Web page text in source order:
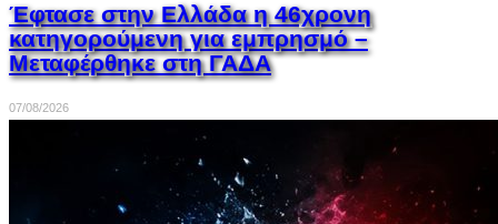
Έφτασε στην Ελλάδα η 46χρονη
κατηγορούμενη για εμπρησμό –
Μεταφέρθηκε στη ΓΑΔΑ
07/08/2026